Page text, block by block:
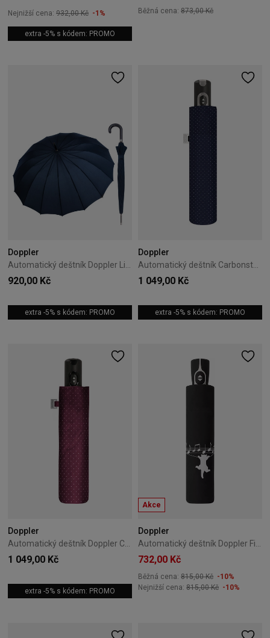
Nejnižší cena: 932,00 Kč -1%
extra -5% s kódem: PROMO
Běžná cena: 873,00 Kč
Doppler
920,00 Kč
extra -5% s kódem: PROMO
Doppler
1 049,00 Kč
extra -5% s kódem: PROMO
Doppler
1 049,00 Kč
extra -5% s kódem: PROMO
Akce
Doppler
732,00 Kč
Běžná cena: 815,00 Kč -10%
Nejnižší cena: 815,00 Kč -10%